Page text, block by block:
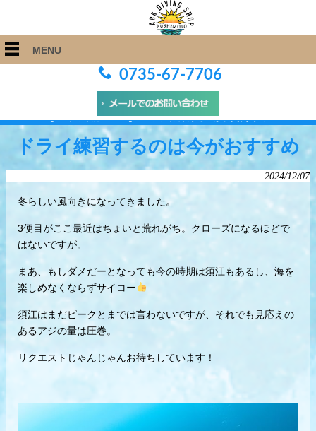
MENU
0735-67-7706
ARK Diving Shop 串本店 > Blog > ドライ練習するのは今がおすすめ
ドライ練習するのは今がおすすめ
2024/12/07
冬らしい風向きになってきました。
3便目がここ最近はちょいと荒れがち。クローズになるほどで
はないですが。
まあ、もしダメだーとなっても今の時期は須江もあるし、海を
楽しめなくならずサイコー
須江はまだピークとまでは言わないですが、それでも見応えの
あるアジの量は圧巻。
リクエストじゃんじゃんお待ちしています！